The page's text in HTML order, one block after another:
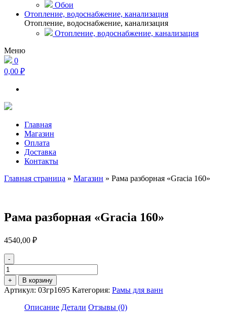
Обои
Отопление, водоснабжение, канализация
Отопление, водоснабжение, канализация
Отопление, водоснабжение, канализация
Меню
0
0,00 ₽
Главная
Магазин
Оплата
Доставка
Контакты
Главная страница » Магазин » Рама разборная «Gracia 160»
Рама разборная «Gracia 160»
4540,00 ₽
-
Количество
товара
Рама
разборная
"Gracia
+ В корзину
Артикул: 03гр1695 Категория: Рамы для ванн
Описание Детали Отзывы (0)